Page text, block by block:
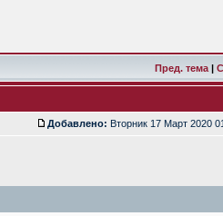
Пред. тема |
Добавлено: Вторник 17 Март 2020